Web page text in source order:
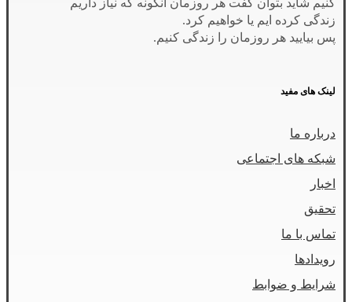
کنیم شاید بتوان گفت هر روزمان آنگونه که نیاز داریم
زندگی کرده ایم یا خواهیم کرد.
پس بیایید هر روزمان را زندگی کنیم.
لینک های مفید
درباره ما
شبکه های اجتماعی
اخبار
تحقیق
تماس با ما
رویدادها
شرایط و ضوابط